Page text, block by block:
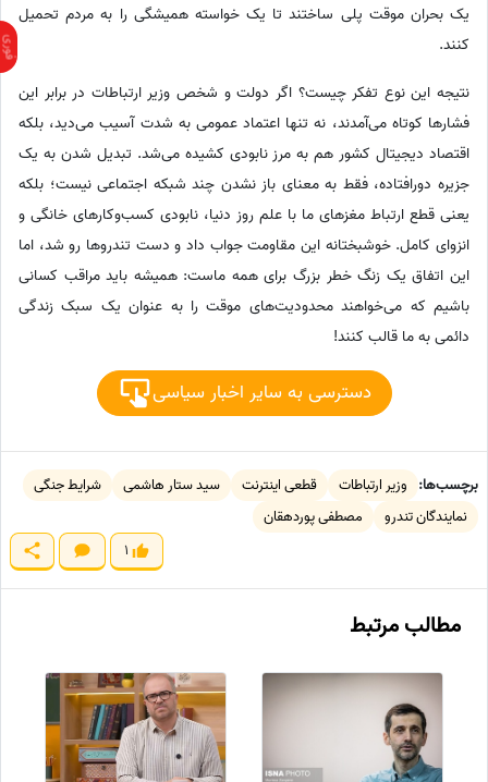
یک بحران موقت پلی ساختند تا یک خواسته همیشگی را به مردم تحمیل
کنند.
نتیجه این نوع تفکر چیست؟ اگر دولت و شخص وزیر ارتباطات در برابر این
فشارها کوتاه می‌آمدند، نه تنها اعتماد عمومی به شدت آسیب می‌دید، بلکه
اقتصاد دیجیتال کشور هم به مرز نابودی کشیده می‌شد. تبدیل شدن به یک
جزیره دورافتاده، فقط به معنای باز نشدن چند شبکه اجتماعی نیست؛ بلکه
یعنی قطع ارتباط مغزهای ما با علم روز دنیا، نابودی کسب‌وکارهای خانگی و
انزوای کامل. خوشبختانه این مقاومت جواب داد و دست تندروها رو شد، اما
این اتفاق یک زنگ خطر بزرگ برای همه ماست: همیشه باید مراقب کسانی
باشیم که می‌خواهند محدودیت‌های موقت را به عنوان یک سبک زندگی
دائمی به ما قالب کنند!
دسترسی به سایر اخبار سیاسی
برچسب‌ها: وزیر ارتباطات قطعی اینترنت سید ستار هاشمی
شرایط جنگی
نمایندگان تندرو
مصطفی پوردهقان
1
مطالب مرتبط